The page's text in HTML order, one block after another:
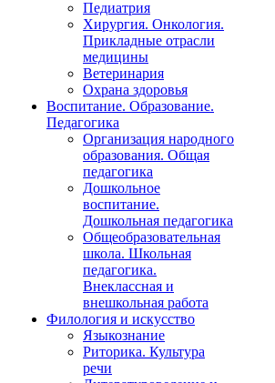
Педиатрия
Хирургия. Онкология.
Прикладные отрасли
медицины
Ветеринария
Охрана здоровья
Воспитание. Образование.
Педагогика
Организация народного
образования. Общая
педагогика
Дошкольное
воспитание.
Дошкольная педагогика
Общеобразовательная
школа. Школьная
педагогика.
Внеклассная и
внешкольная работа
Филология и искусство
Языкознание
Риторика. Культура
речи